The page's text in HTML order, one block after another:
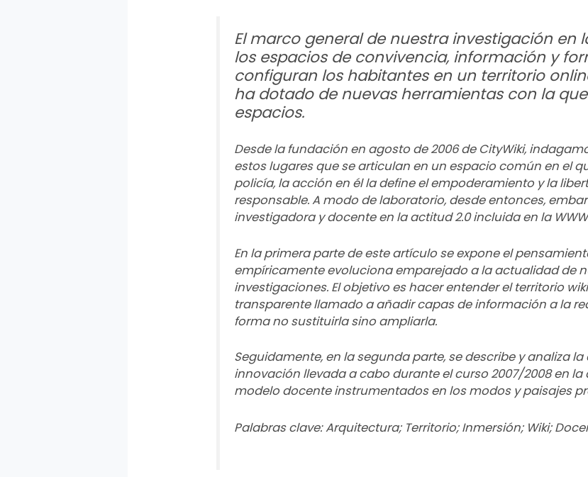
El marco general de nuestra investigación en
los espacios de convivencia, información y
configuran los habitantes en un territorio
ha dotado de nuevas herramientas con la
espacios.
Desde la fundación en agosto de 2006 de CityWiki,
estos lugares que se articulan en un espacio común en el
policía, la acción en él la define el empoderamiento y la
responsable. A modo de laboratorio, desde entonces,
investigadora y docente en la actitud 2.0 incluida en la
En la primera parte de este artículo se expone el
empíricamente evoluciona emparejado a la actualidad de
investigaciones. El objetivo es hacer entender el territorio
transparente llamado a añadir capas de información a la
forma no sustituirla sino ampliarla.
Seguidamente, en la segunda parte, se describe y analiza la
innovación llevada a cabo durante el curso 2007/2008 en la
modelo docente instrumentados en los modos y paisajes
Palabras clave: Arquitectura; Territorio; Inmersión; Wiki;